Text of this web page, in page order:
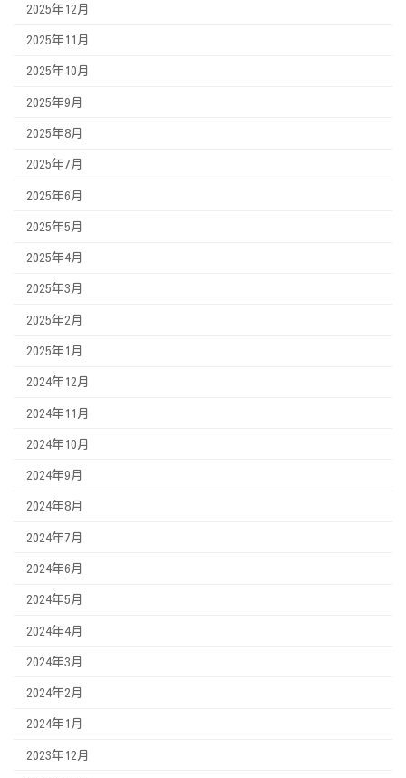
2025年12月
2025年11月
2025年10月
2025年9月
2025年8月
2025年7月
2025年6月
2025年5月
2025年4月
2025年3月
2025年2月
2025年1月
2024年12月
2024年11月
2024年10月
2024年9月
2024年8月
2024年7月
2024年6月
2024年5月
2024年4月
2024年3月
2024年2月
2024年1月
2023年12月